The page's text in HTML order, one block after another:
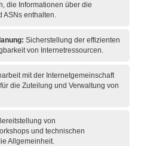
die Informationen über die
enthalten.
Sicherstellung der effizienten
von Internetressourcen.
mit der Internetgemeinschaft
die Zuteilung und Verwaltung von
von
und technischen
Allgemeinheit.